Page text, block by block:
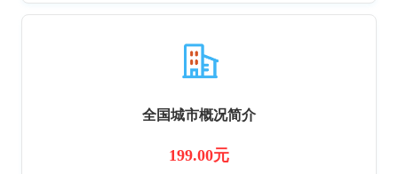
全国城市概况简介
199.00元